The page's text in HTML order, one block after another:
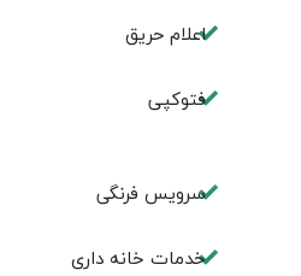
اعلام حریق
فتوکپی
سرویس فرنگی
خدمات خانه داری